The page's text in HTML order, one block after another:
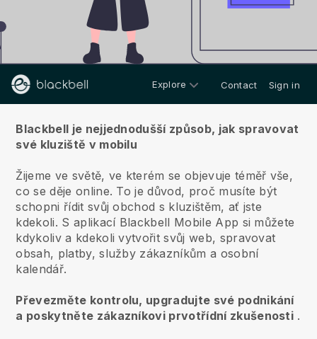
Explore Contact Sign in
Blackbell je nejjednodušší způsob, jak spravovat
své kluziště v mobilu
Žijeme ve světě, ve kterém se objevuje téměř vše,
co se děje online. To je důvod, proč musíte být
schopni řídit svůj obchod s kluzištěm, ať jste
kdekoli. S aplikací Blackbell Mobile App si můžete
kdykoliv a kdekoli vytvořit svůj web, spravovat
obsah, platby, služby zákazníkům a osobní
kalendář.
Převezměte kontrolu, upgradujte své podnikání
a poskytněte zákazníkovi prvotřídní zkušenosti .